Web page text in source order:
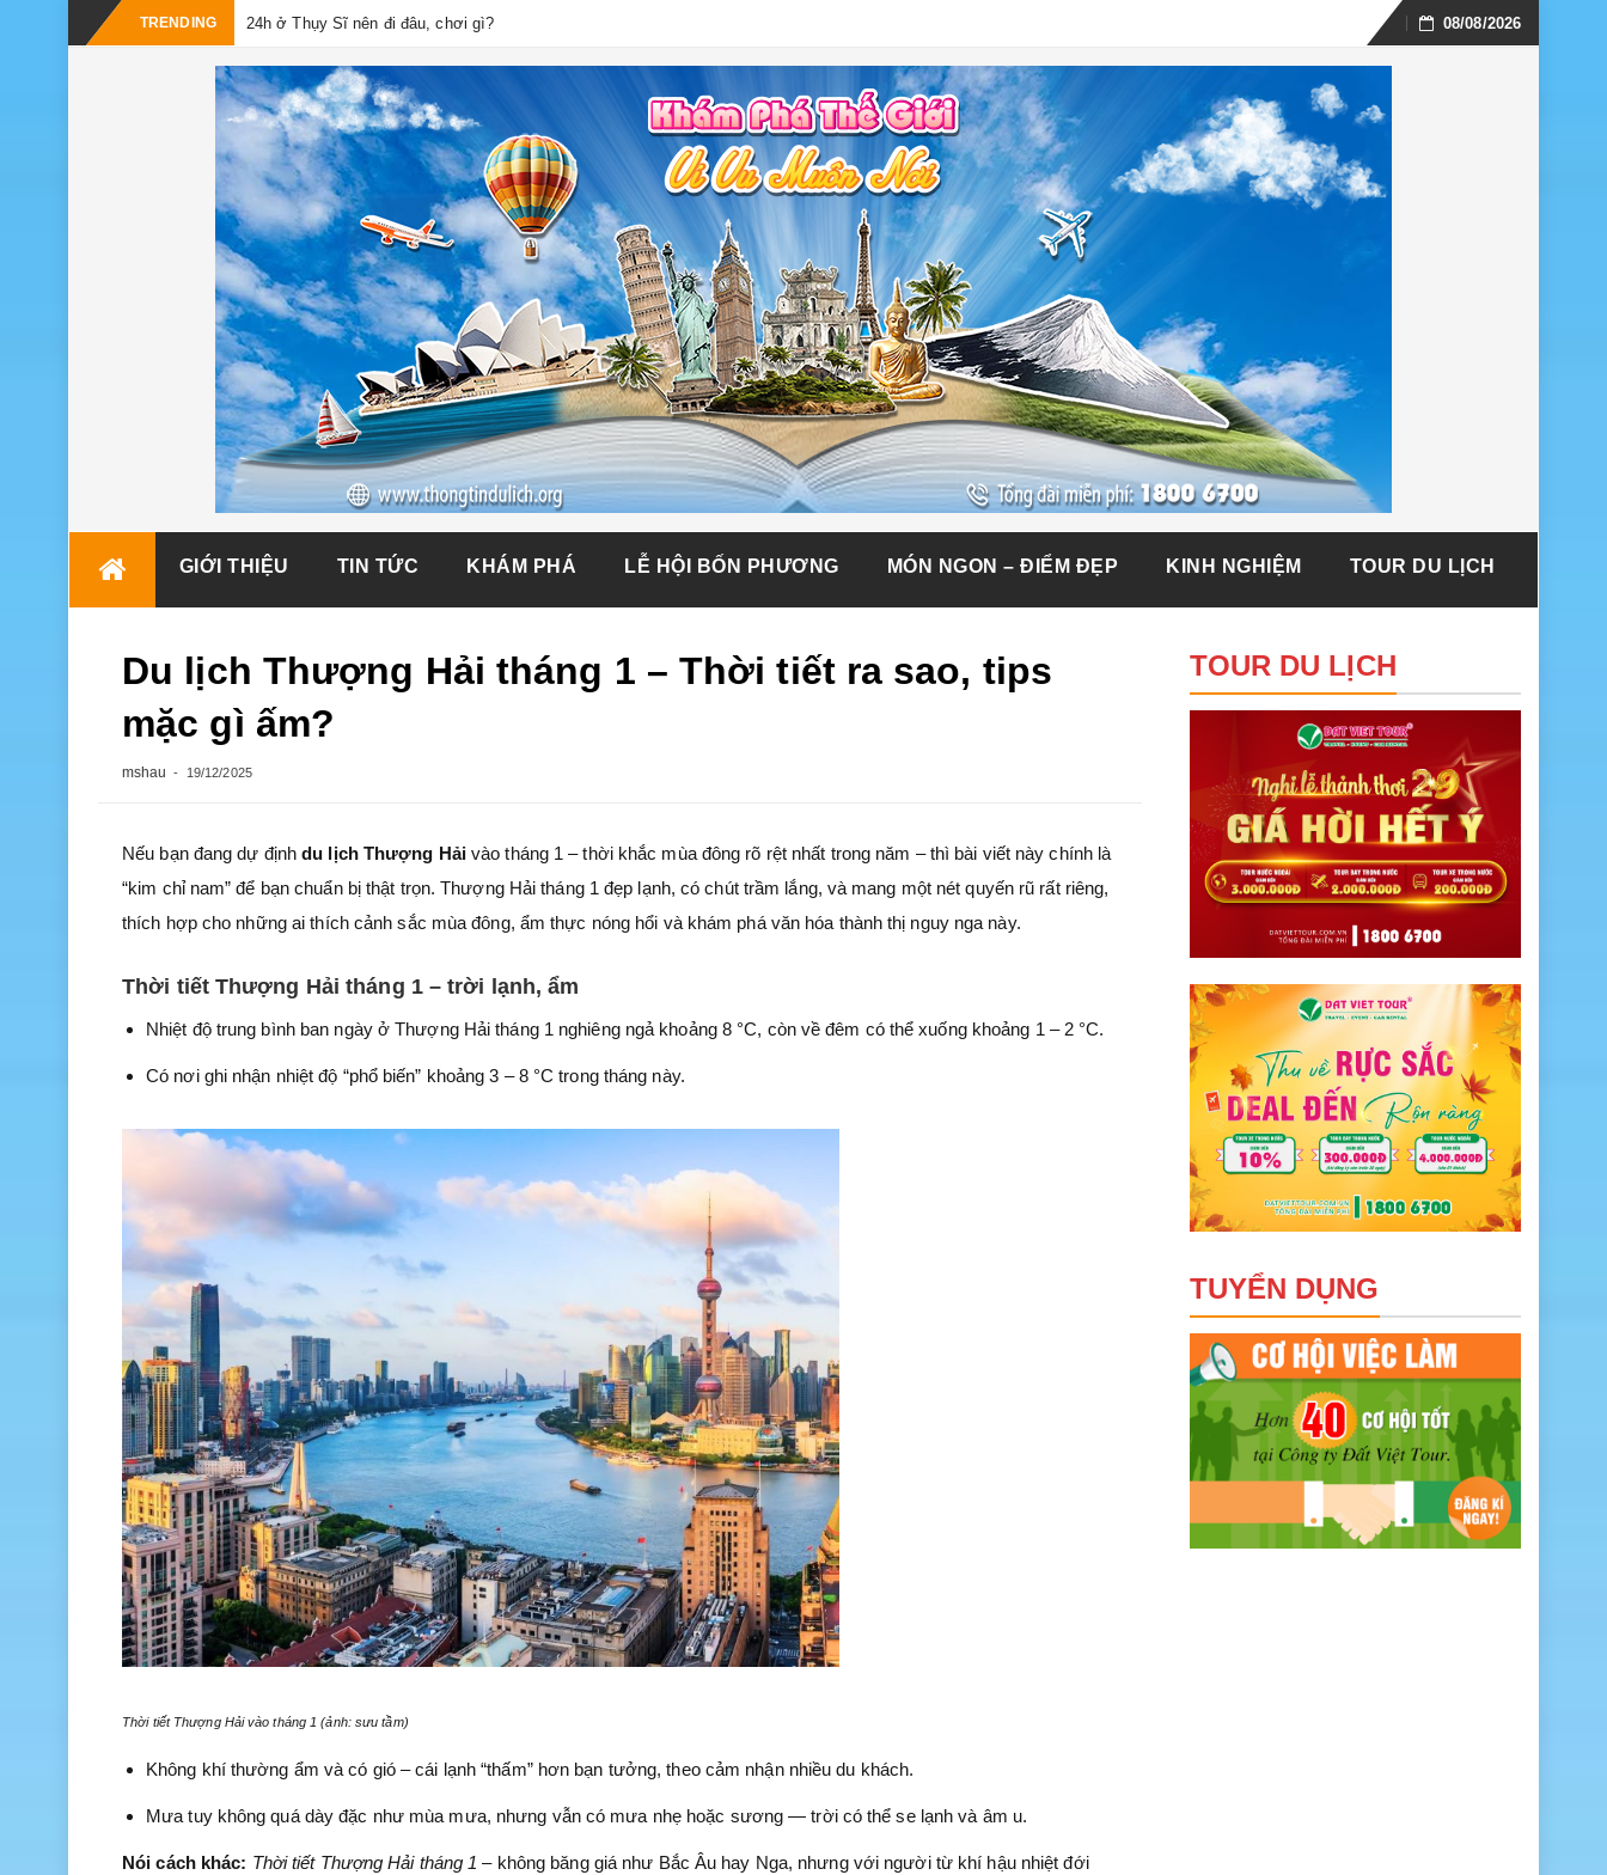
TRENDING
24h ở Thụy Sĩ nên đi đâu, chơi gì?
Skip
08/08/2026
GIỚI THIỆU TIN TỨC KHÁM PHÁ LỄ HỘI BỐN PHƯƠNG MÓN NGON – ĐIỂM ĐẸP KINH NGHIỆM TOUR DU LỊCH
Du lịch Thượng Hải tháng 1 – Thời tiết ra sao, tips
mặc gì ấm?
mshau 19/12/2025
Nếu bạn đang dự định du lịch Thượng Hải vào tháng 1 – thời khắc mùa đông rõ rệt nhất trong năm – thì bài viết này chính là
“kim chỉ nam” để bạn chuẩn bị thật trọn. Thượng Hải tháng 1 đẹp lạnh, có chút trầm lắng, và mang một nét quyến rũ rất riêng,
thích hợp cho những ai thích cảnh sắc mùa đông, ẩm thực nóng hổi và khám phá văn hóa thành thị nguy nga này.
Thời tiết Thượng Hải tháng 1 – trời lạnh, ẩm
Nhiệt độ trung bình ban ngày ở Thượng Hải tháng 1 nghiêng ngả khoảng 8 °C, còn về đêm có thể xuống khoảng 1 – 2 °C.
Có nơi ghi nhận nhiệt độ “phổ biến” khoảng 3 – 8 °C trong tháng này.
Thời tiết Thượng Hải vào tháng 1 (ảnh: sưu tầm)
Không khí thường ẩm và có gió – cái lạnh “thấm” hơn bạn tưởng, theo cảm nhận nhiều du khách.
Mưa tuy không quá dày đặc như mùa mưa, nhưng vẫn có mưa nhẹ hoặc sương — trời có thể se lạnh và âm u.
Nói cách khác: Thời tiết Thượng Hải tháng 1 – không băng giá như Bắc Âu hay Nga, nhưng với người từ khí hậu nhiệt đới
TOUR DU LỊCH
TUYỂN DỤNG